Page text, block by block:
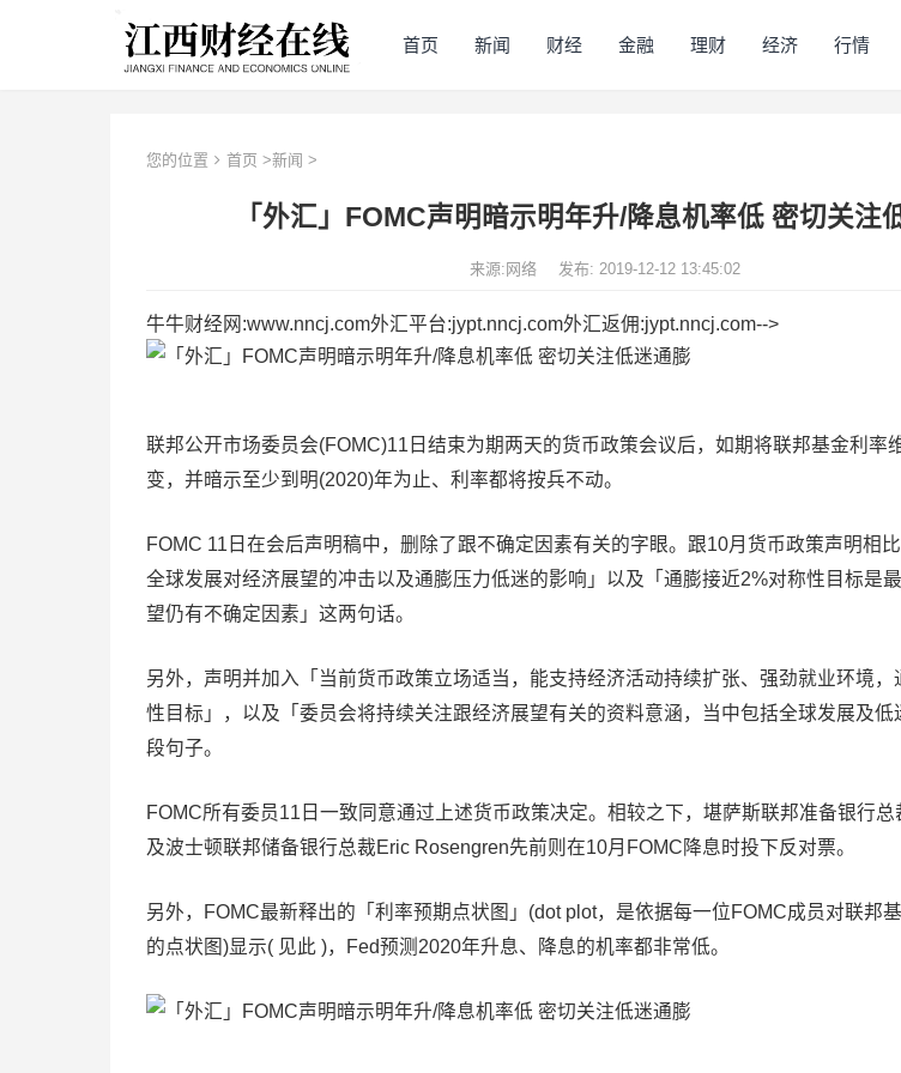
首页 新闻 财经 金融 理财 经济 行情
您的位置 首页 >新闻 >
「外汇」FOMC声明暗示明年升/降息机率低 密切关注
来源:网络 发布: 2019-12-12 13:45:02
牛牛财经网:www.nncj.com外汇平台:jypt.nncj.com外汇返佣:jypt.nncj.com-->
联邦公开市场委员会(FOMC)11日结束为期两天的货币政策会议后，如期将联邦基金利率
变，并暗示至少到明(2020)年为止、利率都将按兵不动。
FOMC 11日在会后声明稿中，删除了跟不确定因素有关的字眼。跟10月货币政策声明相
全球发展对经济展望的冲击以及通膨压力低迷的影响」以及「通膨接近2%对称性目标是
望仍有不确定因素」这两句话。
另外，声明并加入「当前货币政策立场适当，能支持经济活动持续扩张、强劲就业环境，
性目标」，以及「委员会将持续关注跟经济展望有关的资料意涵，当中包括全球发展及低
段句子。
FOMC所有委员11日一致同意通过上述货币政策决定。相较之下，堪萨斯联邦准备银行总
及波士顿联邦储备银行总裁Eric Rosengren先前则在10月FOMC降息时投下反对票。
另外，FOMC最新释出的「利率预期点状图」(dot plot，是依据每一位FOMC成员对联邦
的点状图)显示( 见此 )，Fed预测2020年升息、降息的机率都非常低。